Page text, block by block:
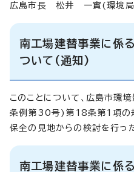
広島市長 松井 一實(環境局
南工場建替事業に係
ついて(通知)
このことについて、広島市環
条例第30号)第18条第1項の
保全の見地からの検討を行っ
南工場建替事業に係